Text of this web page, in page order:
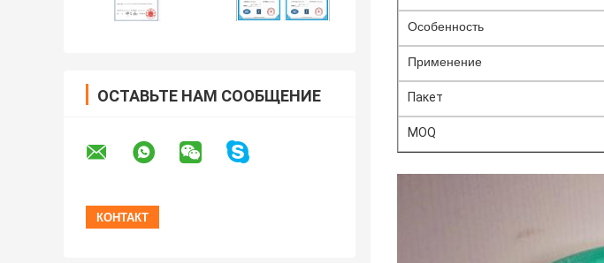
ОСТАВЬТЕ НАМ СООБЩЕНИЕ
Особенность
Применение
Пакет
MOQ